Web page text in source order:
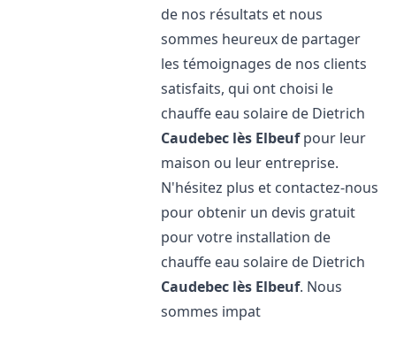
de nos résultats et nous
sommes heureux de partager
les témoignages de nos clients
satisfaits, qui ont choisi le
chauffe eau solaire de Dietrich
Caudebec lès Elbeufpour leur
maison ou leur entreprise.
N'hésitez plus et contactez-nous
pour obtenir un devis gratuit
pour votre installation de
chauffe eau solaire de Dietrich
Caudebec lès Elbeuf. Nous
sommes impat